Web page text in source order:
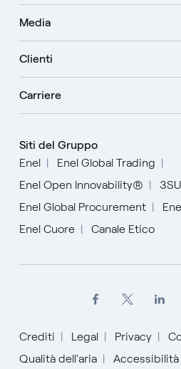
Media
Clienti
Carriere
Siti del Gruppo
Enel
Enel Global Trading
Enel Open Innovability®
Enel Global Procurement
Enel Cuore
Canale Etico
Crediti Legal Privacy
Qualità dell'aria
Accessibilità
English